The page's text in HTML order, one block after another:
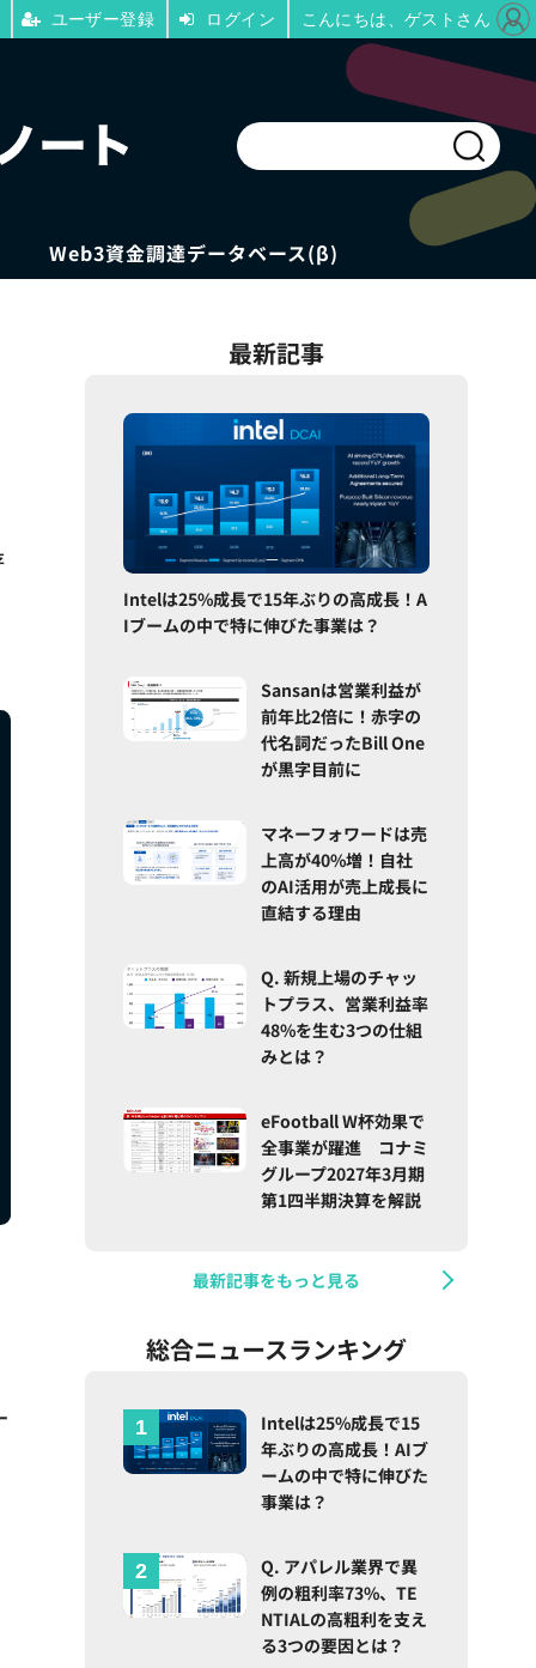
Web3資金調達データベース(β)
最新記事
Intelは25%成長で15年ぶりの高成長！A
Iブームの中で特に伸びた事業は？
Sansanは営業利益が
前年比2倍に！赤字の
代名詞だったBill One
が黒字目前に
マネーフォワードは売
上高が40%増！自社
のAI活用が売上成長に
直結する理由
Q. 新規上場のチャッ
トプラス、営業利益率
48%を生む3つの仕組
みとは？
eFootball W杯効果で
全事業が躍進 コナミ
グループ2027年3月期
第1四半期決算を解説
最新記事をもっと見る
総合ニュースランキング
Intelは25%成長で15
年ぶりの高成長！AIブ
ームの中で特に伸びた
事業は？
Q. アパレル業界で異
例の粗利率73%、TE
NTIALの高粗利を支え
る3つの要因とは？
ユーザー登録 ログイン こんにちは、ゲストさん